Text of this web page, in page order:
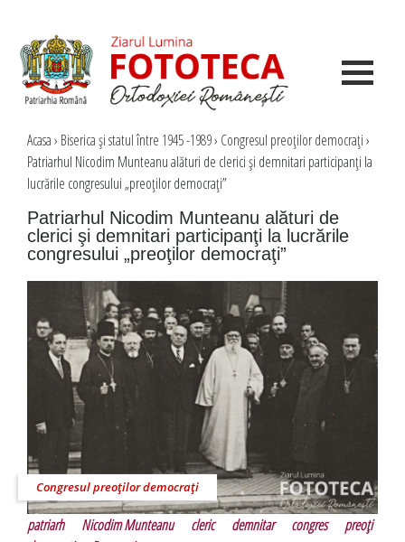
Acasa› Biserica şi statul între 1945 -1989› Congresul preoţilor democraţi›
Patriarhul Nicodim Munteanu alături de clerici şi demnitari participanţi la
lucrările congresului „preoţilor democraţi”
Patriarhul Nicodim Munteanu alături de
clerici şi demnitari participanţi la lucrările
congresului „preoţilor democraţi”
Congresul preoţilor democraţi
patriarh Nicodim Munteanu cleric demnitar congres
preoţi